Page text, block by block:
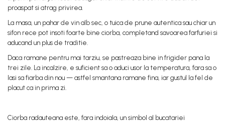
proaspat si atrag privirea.
La masa, un pahar de vin alb sec, o tuica de prune autentica sau chiar un
sifon rece pot insoti foarte bine ciorba, completand savoarea farfuriei si
aducand un plus de traditie.
Daca ramane pentru mai tarziu, se pastreaza bine in frigider pana la
trei zile. La incalzire, e suficient sa o aduci usor la temperatura, fara sa o
lasi sa fiarba din nou — astfel smantana ramane fina, iar gustul la fel de
placut ca in prima zi.
Ciorba radauteana este, fara indoiala, un simbol al bucatariei